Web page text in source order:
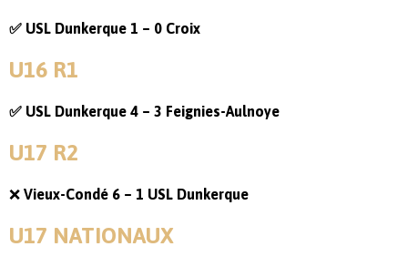
✅ USL Dunkerque 1 – 0 Croix
U16 R1
✅ USL Dunkerque 4 – 3 Feignies-Aulnoye
U17 R2
❌ Vieux-Condé 6 – 1 USL Dunkerque
U17 NATIONAUX